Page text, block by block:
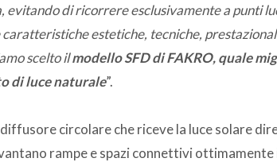
evitando di ricorrere esclusivamente a punti
estetiche, tecniche,
scelto ilmodello SFD di FAKRO, quale
di luce naturale”.
circolare che riceve la luce solare
rampe e spazi connettivi